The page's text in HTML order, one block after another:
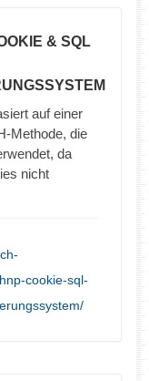
& SQL
auf einer
Methode, die
da
nicht
cookie-sql-